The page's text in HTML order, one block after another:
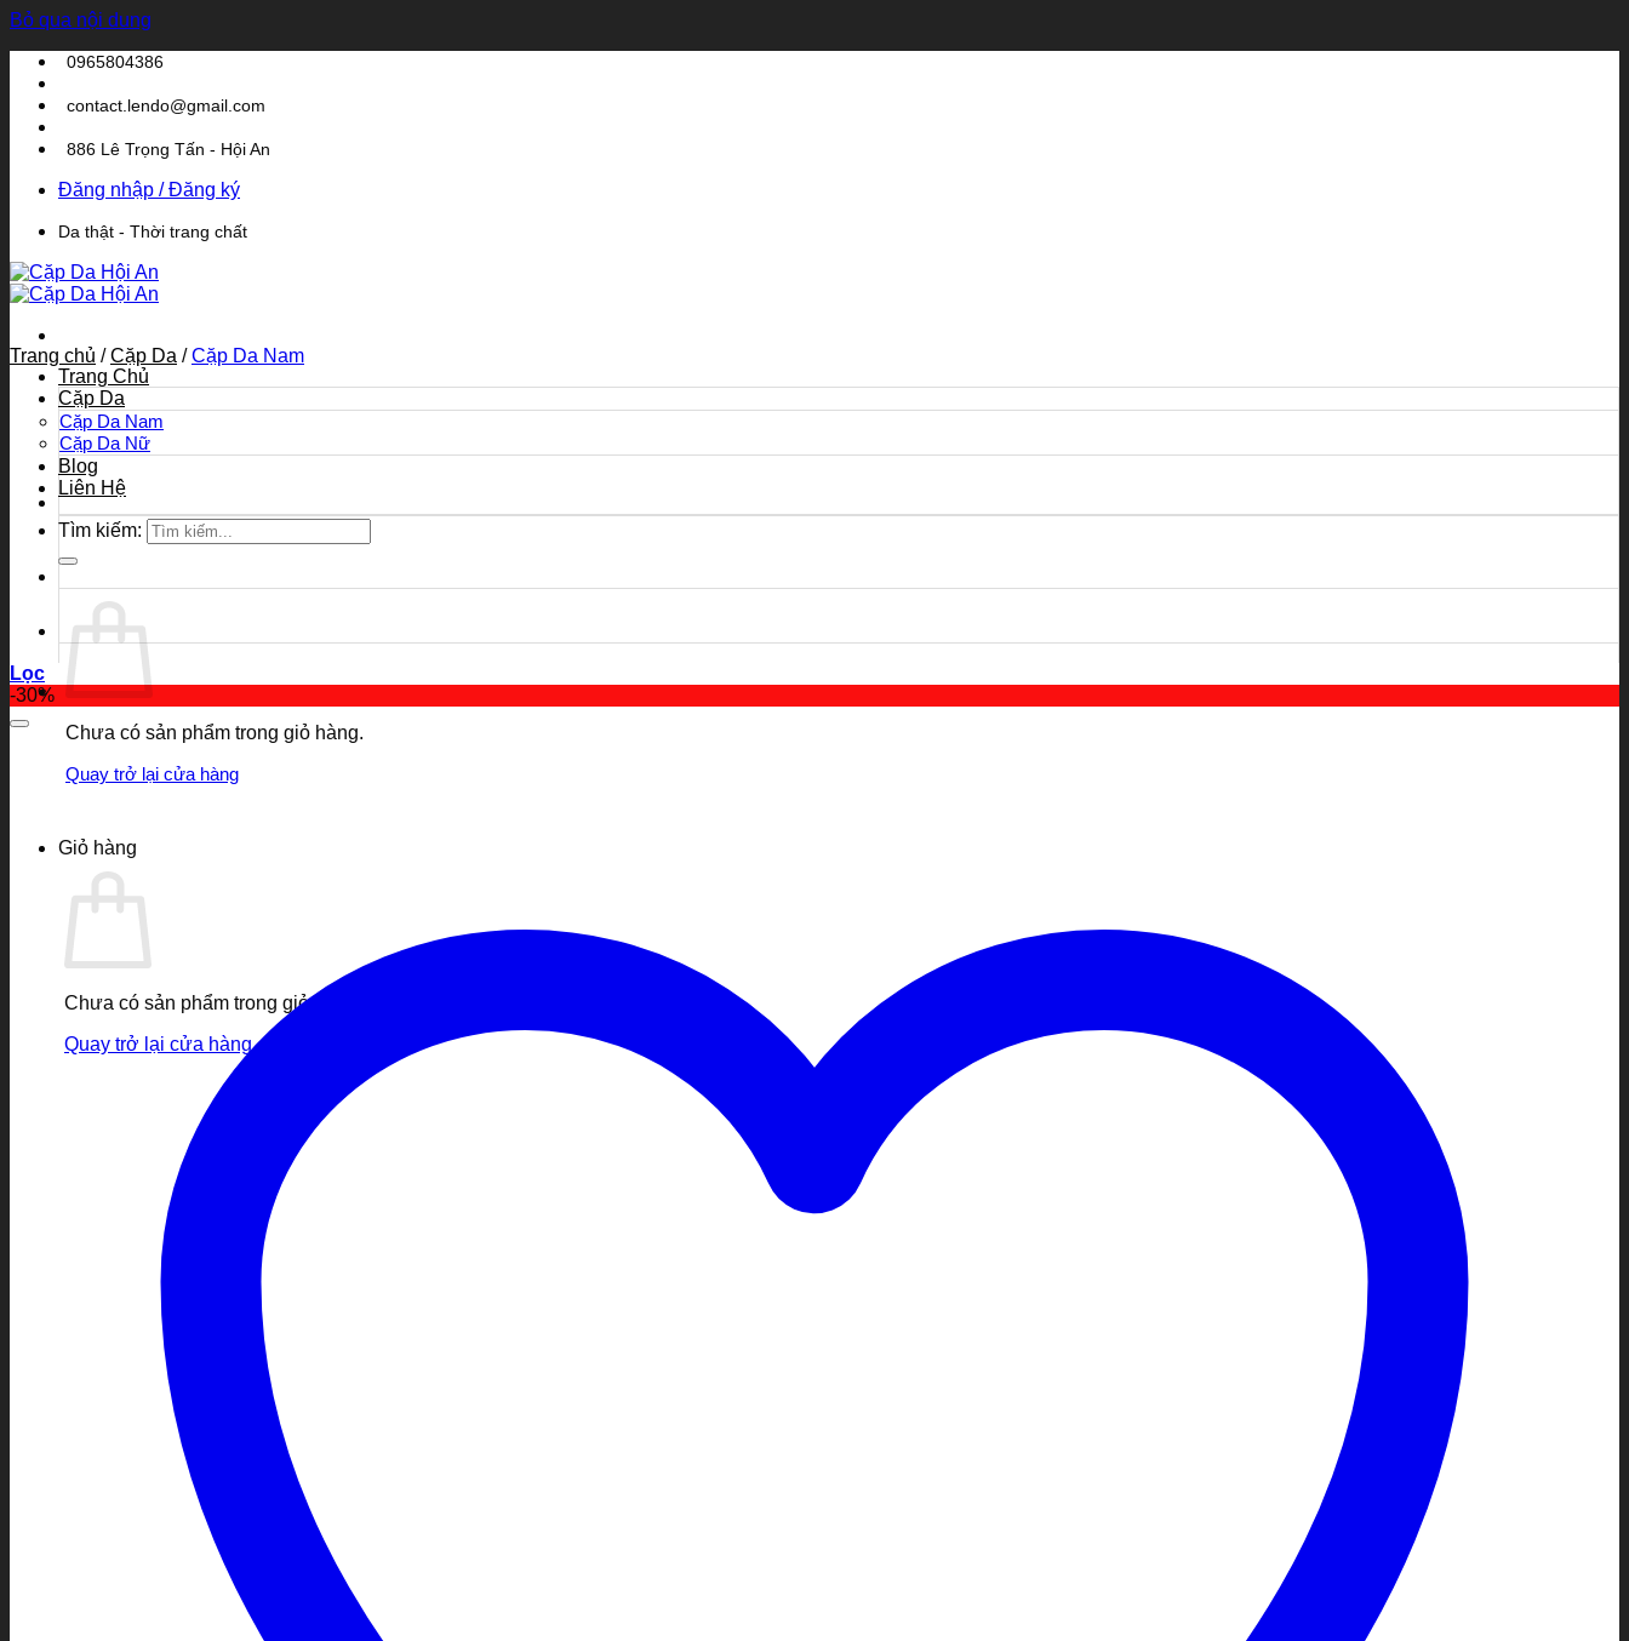
Bỏ qua nội dung
0965804386
contact.lendo@gmail.com
886 Lê Trọng Tấn - Hội An
Đăng nhập / Đăng ký
Da thật - Thời trang chất
Trang Chủ
Cặp Da
Cặp Da Nam
Cặp Da Nữ
Blog
Liên Hệ
Tìm kiếm:
Chưa có sản phẩm trong giỏ hàng.
Quay trở lại cửa hàng
Giỏ hàng
Chưa có sản phẩm trong giỏ hàng.
Quay trở lại cửa hàng
Trang chủ / Cặp Da / Cặp Da Nam
Lọc
-30%